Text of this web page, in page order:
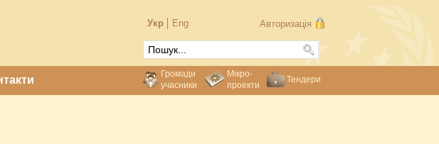
Укр Eng Авторизація
Громади
учасники
Мікро-
проекти
Тендери